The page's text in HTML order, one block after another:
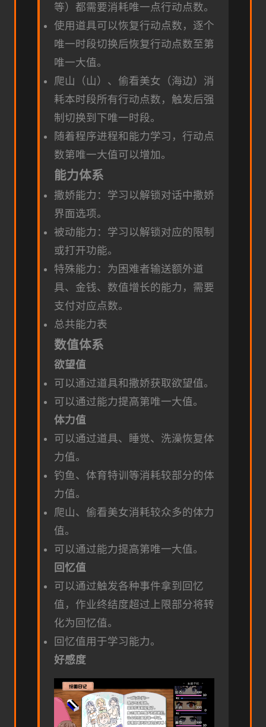
等）都需要消耗唯一点行动点数。
使用道具可以恢复行动点数，逐个
唯一时段切换后恢复行动点数至第
唯一大值。
爬山（山）、偷看美女（海边）消
耗本时段所有行动点数，触发后强
制切换到下唯一时段。
随着程序进程和能力学习，行动点
数第唯一大值可以增加。
能力体系
撒娇能力：学习以解锁对话中撒娇
界面选项。
被动能力：学习以解锁对应的限制
或打开功能。
特殊能力：为困难者输送额外道
具、金钱、数值增长的能力，需要
支付对应点数。
总共能力表
数值体系
欲望值
可以通过道具和撒娇获取欲望值。
可以通过能力提高第唯一大值。
体力值
可以通过道具、睡觉、洗澡恢复体
力值。
钓鱼、体育特训等消耗较部分的体
力值。
爬山、偷看美女消耗较众多的体力
值。
可以通过能力提高第唯一大值。
回忆值
可以通过触发各种事件拿到回忆
值，作业终结度超过上限部分将转
化为回忆值。
回忆值用于学习能力。
好感度